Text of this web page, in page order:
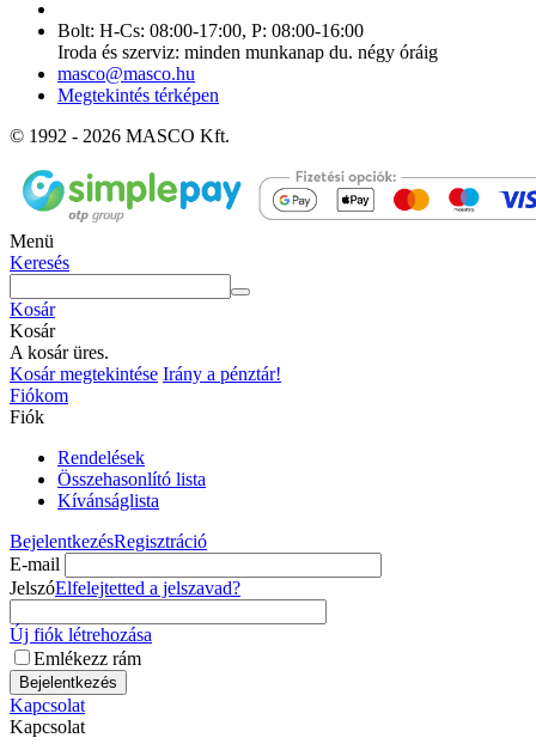
Bolt: H-Cs: 08:00-17:00, P: 08:00-16:00
Iroda és szerviz: minden munkanap du. négy óráig
masco@masco.hu
Megtekintés térképen
© 1992 - 2026 MASCO Kft.
Menü
Keresés
Kosár
Kosár
A kosár üres.
Kosár megtekintése Irány a pénztár!
Fiókom
Fiók
Rendelések
Összehasonlító lista
Kívánságlista
BejelentkezésRegisztráció
E-mail
JelszóElfelejtetted a jelszavad?
Új fiók létrehozása
Emlékezz rám
Bejelentkezés
Kapcsolat
Kapcsolat